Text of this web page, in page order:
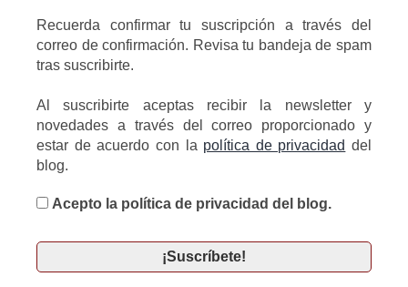
Recuerda confirmar tu suscripción a través del
correo de confirmación. Revisa tu bandeja de spam
tras suscribirte.
Al suscribirte aceptas recibir la newsletter y
novedades a través del correo proporcionado y
estar de acuerdo con la política de privacidad del
blog.
Acepto la política de privacidad del blog.